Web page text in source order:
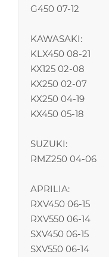
G450 07-12
KAWASAKI:
KLX450 08-21
KX125 02-08
KX250 02-07
KX250 04-19
KX450 05-18
SUZUKI:
RMZ250 04-06
APRILIA:
RXV450 06-15
RXV550 06-14
SXV450 06-15
SXV550 06-14